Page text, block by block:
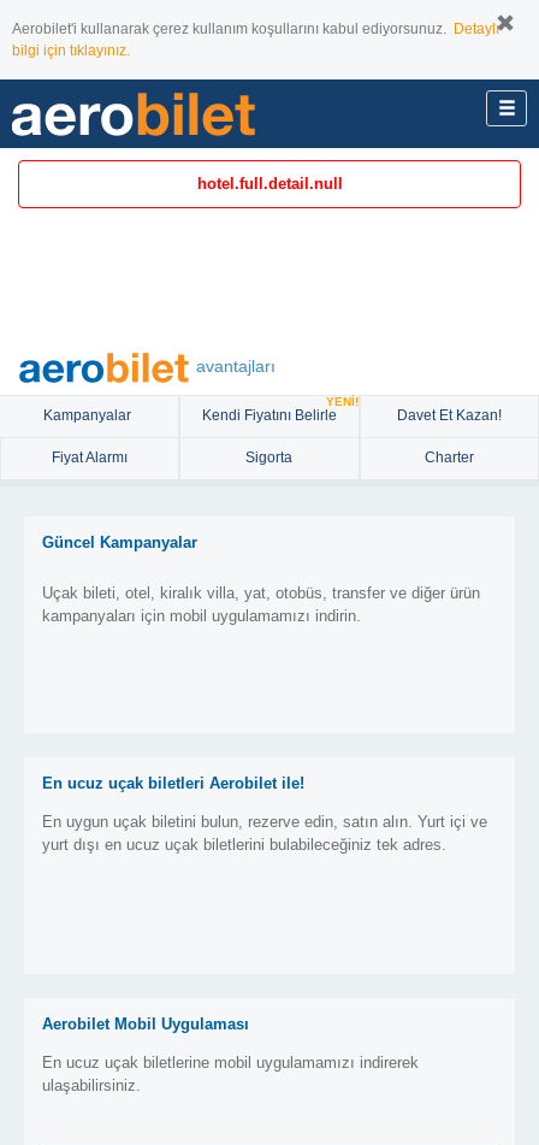
Aerobilet'i kullanarak çerez kullanım koşullarını kabul ediyorsunuz. Detaylı
bilgi için tıklayınız.
hotel.full.detail.null
avantajları
Kampanyalar Kendi Fiyatını Belirle
YENİ!
Davet Et Kazan!
Fiyat Alarmı Sigorta Charter
Güncel Kampanyalar
Uçak bileti, otel, kiralık villa, yat, otobüs, transfer ve diğer ürün
kampanyaları için mobil uygulamamızı indirin.
En ucuz uçak biletleri Aerobilet ile!
En uygun uçak biletini bulun, rezerve edin, satın alın. Yurt içi ve
yurt dışı en ucuz uçak biletlerini bulabileceğiniz tek adres.
Aerobilet Mobil Uygulaması
En ucuz uçak biletlerine mobil uygulamamızı indirerek
ulaşabilirsiniz.